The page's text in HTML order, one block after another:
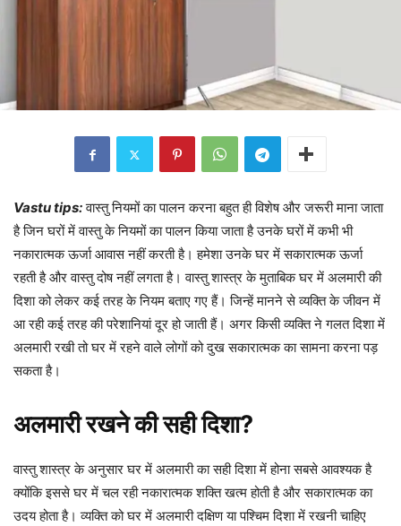
Vastu tips: वास्तु नियमों का पालन करना बहुत ही विशेष और जरूरी माना जाता
है जिन घरों में वास्तु के नियमों का पालन किया जाता है उनके घरों में कभी भी
नकारात्मक ऊर्जा आवास नहीं करती है। हमेशा उनके घर में सकारात्मक ऊर्जा
रहती है और वास्तु दोष नहीं लगता है। वास्तु शास्त्र के मुताबिक घर में अलमारी की
दिशा को लेकर कई तरह के नियम बताए गए हैं। जिन्हें मानने से व्यक्ति के जीवन में
आ रही कई तरह की परेशानियां दूर हो जाती हैं। अगर किसी व्यक्ति ने गलत दिशा में
अलमारी रखी तो घर में रहने वाले लोगों को दुख सकारात्मक का सामना करना पड़
सकता है।
अलमारी रखने की सही दिशा?
वास्तु शास्त्र के अनुसार घर में अलमारी का सही दिशा में होना सबसे आवश्यक है
क्योंकि इससे घर में चल रही नकारात्मक शक्ति खत्म होती है और सकारात्मक का
उदय होता है। व्यक्ति को घर में अलमारी दक्षिण या पश्चिम दिशा में रखनी चाहिए